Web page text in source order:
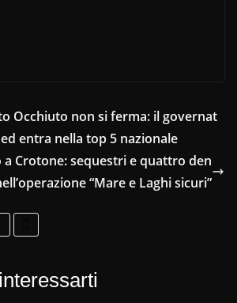
Occhiuto non si ferma: il governat
entra nella top 5 nazionale
a Crotone: sequestri e quattro den
“Mare e Laghi sicuri”